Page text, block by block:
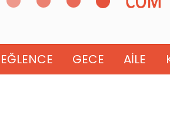
EĞLENCE GECE AILE